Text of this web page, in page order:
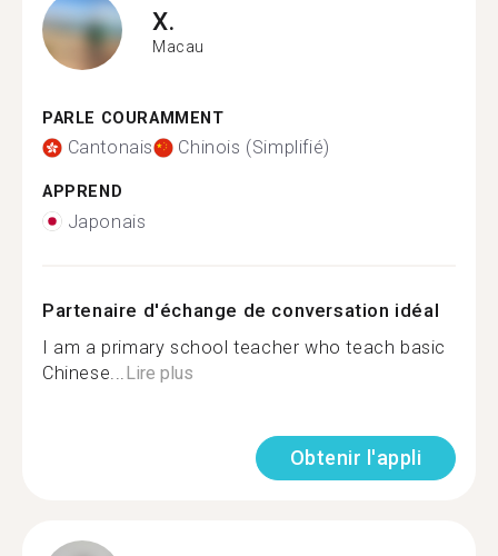
X.
Macau
PARLE COURAMMENT
Cantonais Chinois (Simplifié)
APPREND
Japonais
Partenaire d'échange de conversation idéal
I am a primary school teacher who teach basic
Chinese... Lire plus
Obtenir l'appli